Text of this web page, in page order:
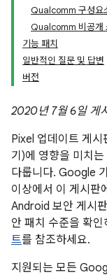
Qualcomm 구성요
Qualcomm 비공개
기능 패치
일반적인 질문 및 답변
버전
2020년 7월 6일 게
Pixel 업데이트 게시
기)에 영향을 미치
다룹니다. Google
이상에서 이 게시
Android 보안 게시
안 패치 수준을 확인
트를 참조하세요.
지원되는 모든